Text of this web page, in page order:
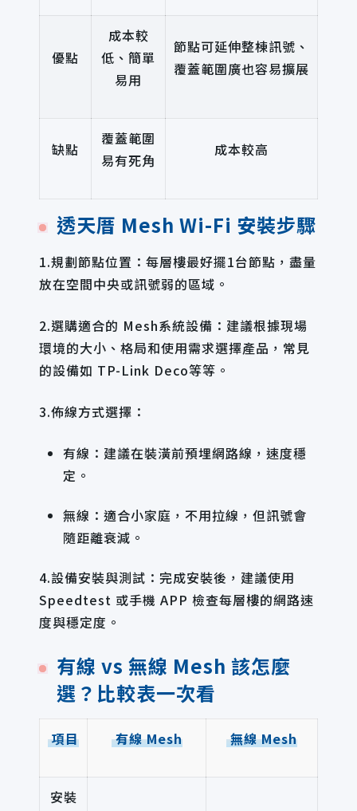
優點
成本較
低、簡單
易用
節點可延伸整棟訊號、
覆蓋範圍廣也容易擴展
缺點
覆蓋範圍
易有死角
成本較高
透天厝 Mesh Wi-Fi 安裝步驟
1.規劃節點位置：每層樓最好擺1台節點，盡量
放在空間中央或訊號弱的區域。
2.選購適合的 Mesh系統設備：建議根據現場
環境的大小、格局和使用需求選擇產品，常見
的設備如 TP-Link Deco等等。
3.佈線方式選擇：
有線：建議在裝潢前預埋網路線，速度穩
定。
無線：適合小家庭，不用拉線，但訊號會
隨距離衰減。
4.設備安裝與測試：完成安裝後，建議使用
Speedtest 或手機 APP 檢查每層樓的網路速
度與穩定度。
有線 vs 無線 Mesh 該怎麼
選？比較表一次看
項目 有線 Mesh 無線 Mesh
安裝